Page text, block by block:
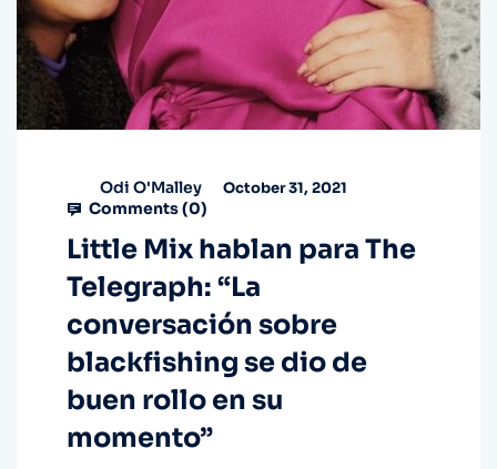
Odi O'Malley October 31, 2021
Comments (0)
Little Mix hablan para The
Telegraph: “La
conversación sobre
blackfishing se dio de
buen rollo en su
momento”